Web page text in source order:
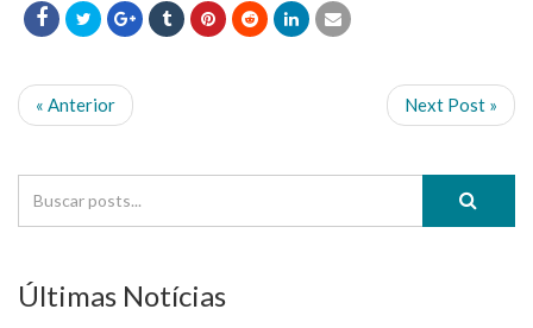
« Anterior Next Post »
Últimas Notícias